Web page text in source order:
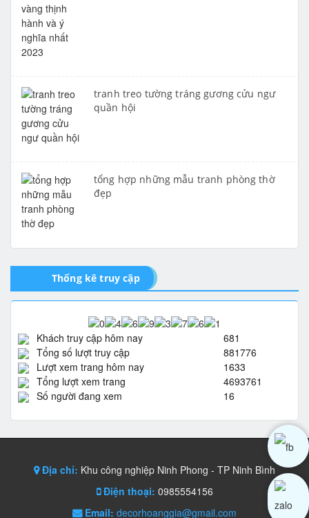
tranh treo tường tráng gương cửu ngư
quần hội
tổng hợp những mẫu tranh phòng thờ
đẹp
Thống kê truy cập
Khách truy cập hôm nay
681
Tổng số lượt truy cập
881776
Lượt xem trang hôm nay
1633
Tổng lượt xem trang
4693761
Số người đang xem
16
Địa chỉ: Khu công nghiệp Ninh Phong - TP Ninh Bình
Điện thoại: 0985554156
Email: decorhoanggia@gmail.com